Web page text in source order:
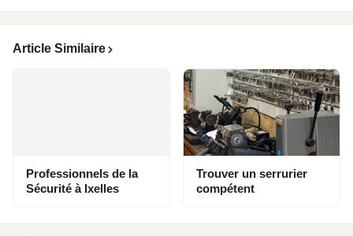
Article Similaire
Professionnels de la
Sécurité à Ixelles
Trouver un serrurier
compétent